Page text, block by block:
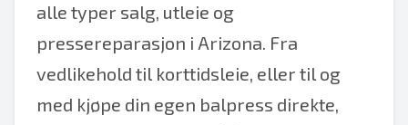
alle typer salg, utleie og
pressereparasjon i Arizona. Fra
vedlikehold til korttidsleie, eller til og
med kjøpe din egen balpress direkte,